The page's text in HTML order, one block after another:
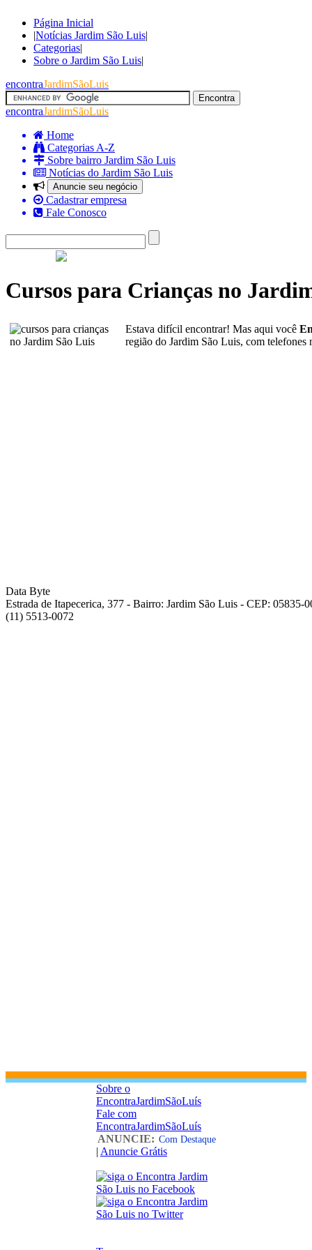
Página Inicial
|Notícias Jardim São Luis|
Categorias|
Sobre o Jardim São Luis|
encontraJardimSãoLuis
encontraJardimSãoLuis
Home
Categorias A-Z
Sobre bairro Jardim São Luis
Notícias do Jardim São Luis
Anuncie seu negócio
Cadastrar empresa
Fale Conosco
Cursos para Crianças no
Estava difícil encontrar! Mas aqui você
região do Jardim São Luis, com telefones
Data Byte
Estrada de Itapecerica, 377 - Bairro: Jardim São Luis - CEP: 05835-
(11) 5513-0072
Sobre o
EncontraJardimSãoLuís
Fale com
EncontraJardimSãoLuís
ANUNCIE: Com Destaque
| Anuncie Grátis